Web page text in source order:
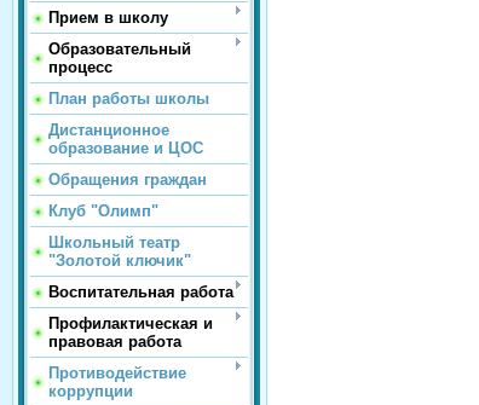
Прием в школу
Образовательный
процесс
План работы школы
Дистанционное
образование и ЦОС
Обращения граждан
Клуб "Олимп"
Школьный театр
"Золотой ключик"
Воспитательная работа
Профилактическая и
правовая работа
Противодействие
коррупции